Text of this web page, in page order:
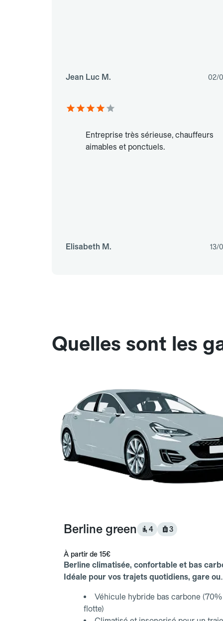
Jean Luc M. 02/
Entreprise très sérieuse, chauffeurs
aimables et ponctuels.
Elisabeth M. 13/
Quelles sont les
Berline green 4 3
À partir de 15€
Berline climatisée, confortable et bas
Idéale pour vos trajets quotidiens, gare ou
Véhicule hybride bas carbone
flotte)